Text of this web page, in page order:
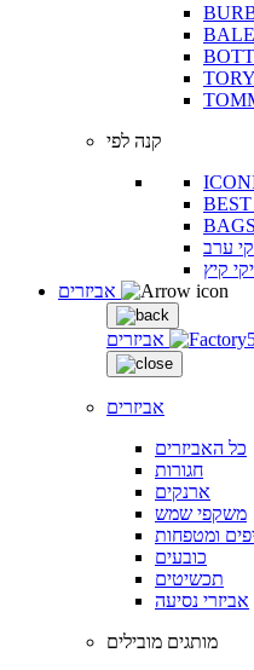
קנה לפי
ערב
קיץ
אביזרים
אביזרים
כל האביזרים
חגורות
ארנקים
משקפי שמש
ומטפחות
כובעים
תכשיטים
אביזרי נסיעה
מותגים מובילים